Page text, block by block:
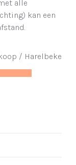
alle
kan een